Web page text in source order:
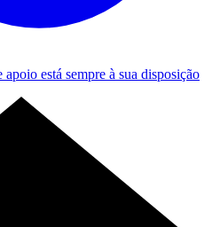
está sempre à sua disposição